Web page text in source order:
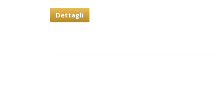
Dettagli